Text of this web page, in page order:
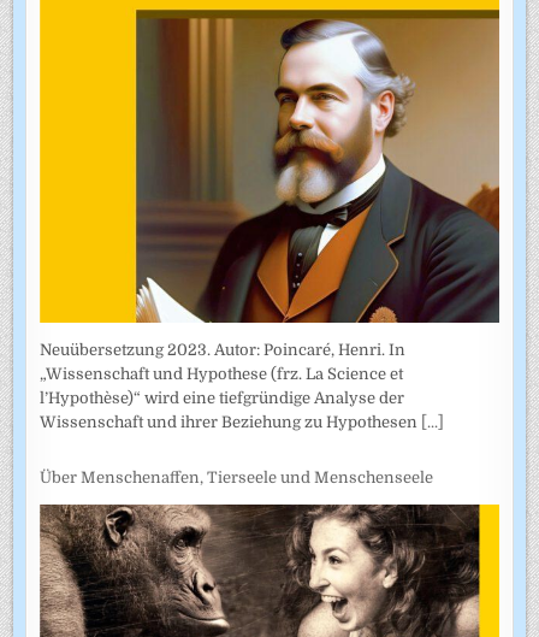
Neuübersetzung 2023. Autor: Poincaré, Henri. In
„Wissenschaft und Hypothese (frz. La Science et
l’Hypothèse)“ wird eine tiefgründige Analyse der
Wissenschaft und ihrer Beziehung zu Hypothesen [...]
Über Menschenaffen, Tierseele und Menschenseele